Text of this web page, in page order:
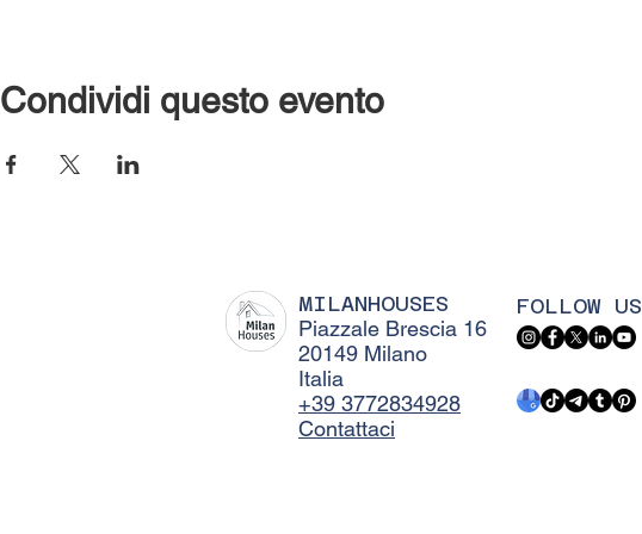
Condividi questo evento
MILANHOUSES
Piazzale Brescia 16
20149 Milano
Italia
+39 3772834928
Contattaci
FOLLOW US